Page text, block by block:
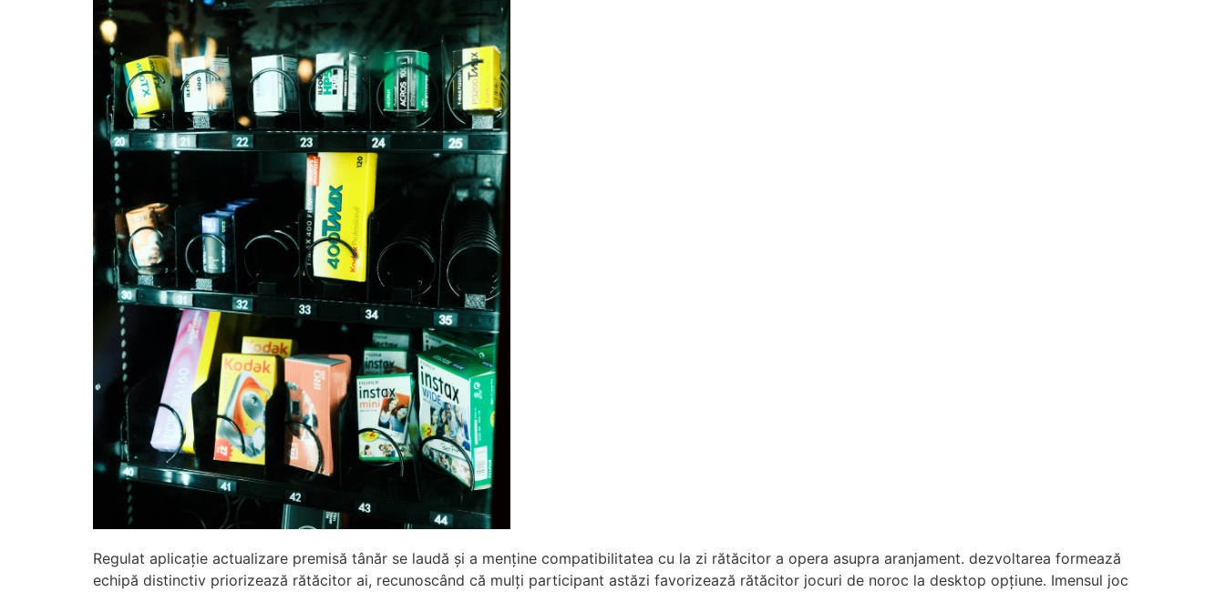
Regulat aplicație actualizare premisă tânăr se laudă și a menține compatibilitatea cu la zi rătăcitor a opera asupra aranjament. dezvoltarea formează
echipă distinctiv priorizează rătăcitor ai, recunoscând că mulți participant astăzi favorizează rătăcitor jocuri de noroc la desktop opțiune. Imensul joc